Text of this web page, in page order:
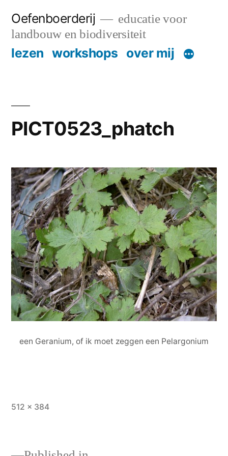
content
Oefenboerderij
educatie voor
landbouw en biodiversiteit
lezen workshops over mij
PICT0523_phatch
een Geranium, of ik moet zeggen een Pelargonium
Full
512 × 384